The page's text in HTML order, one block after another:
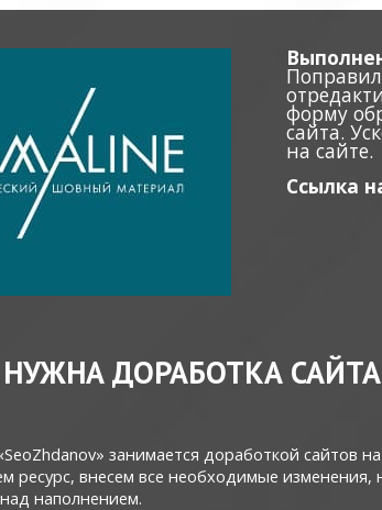
форму
сайта.
на сайте.
Ссылка
ДОРАБОТКА
занимается доработкой сайтов
ресурс, внесем все необходимые
наполнением.